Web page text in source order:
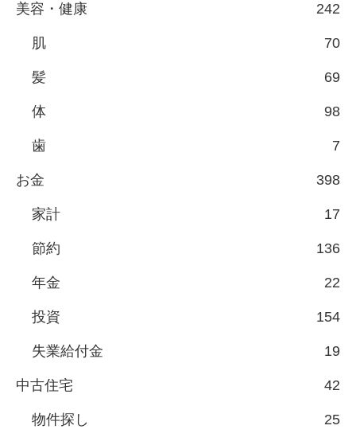
美容・健康 242
肌 70
髪 69
体 98
歯 7
お金 398
家計 17
節約 136
年金 22
投資 154
失業給付金 19
中古住宅 42
物件探し 25